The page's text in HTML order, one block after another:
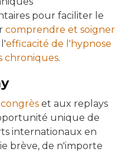
pour faciliter le
comprendre et soigner
efficacité de l'hypnose
chroniques.
et aux replays
unique de
internationaux en
brève, de n'importe